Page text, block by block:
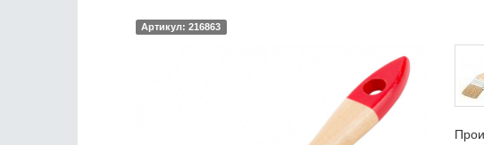
Артикул: 216863